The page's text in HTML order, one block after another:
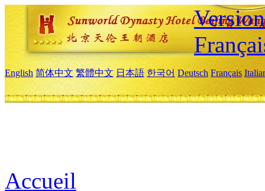
English 简体中文 繁體中文 日本語 한국어 Deutsch Français
Accueil